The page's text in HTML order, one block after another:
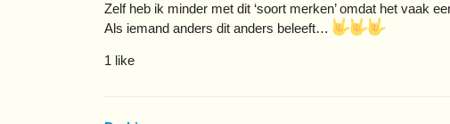
Zelf heb ik minder met dit ‘soort merken’ omdat het vaak
Als iemand anders dit anders beleeft…
1 like